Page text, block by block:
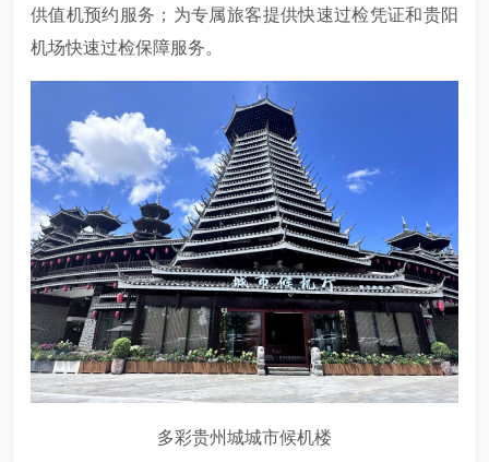
供值机预约服务；为专属旅客提供快速过检凭证和贵阳
机场快速过检保障服务。
多彩贵州城城市候机楼